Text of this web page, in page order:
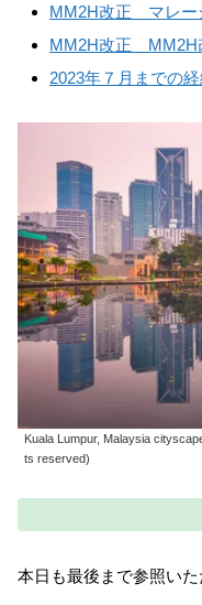
MM2H改正 マレー
MM2H改正 MM2H
2023年７月までの
Kuala Lumpur, Malaysia
ts reserved)
本日も最後まで参照いた